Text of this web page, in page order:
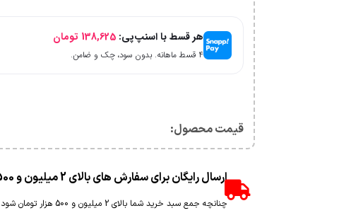
هر قسط با اسنپ‌پی:138,625 تومان
۴ قسط ماهانه. بدون سود، چک و ضامن.
قیمت محصول:​
ارسال رایگان برای سفارش های بالای 2 میلیون و 500 هزار تومان(غیر حجمی)
چنانچه جمع سبد خرید شما بالای 2 میلیون و 500 هزار تومان شود هزینه پست برای شما به صورت رایگان محاسبه خواهد شد.